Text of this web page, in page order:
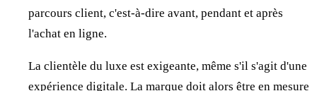
parcours client, c'est-à-dire avant, pendant et après
l'achat en ligne.
La clientèle du luxe est exigeante, même s'il s'agit d'une
expérience digitale. La marque doit alors être en mesure